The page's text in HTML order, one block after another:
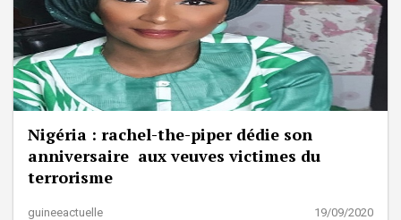
Nigéria : rachel-the-piper dédie son
anniversaire aux veuves victimes du
terrorisme
guineeactuelle 19/09/2020